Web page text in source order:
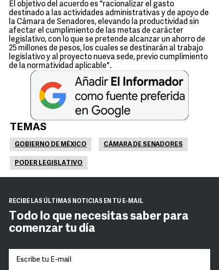
El objetivo del acuerdo es "racionalizar el gasto
destinado a las actividades administrativas y de apoyo de
la Cámara de Senadores, elevando la productividad sin
afectar el cumplimiento de las metas de carácter
legislativo, con lo que se pretende alcanzar un ahorro de
25 millones de pesos, los cuales se destinarán al trabajo
legislativo y al proyecto nueva sede, previo cumplimiento
de la normatividad aplicable".
TEMAS
GOBIERNO DE MÉXICO CÁMARA DE SENADORES
PODER LEGISLATIVO
RECIBE LAS ÚLTIMAS NOTICIAS EN TU E-MAIL
Todo lo que necesitas saber para
comenzar tu día